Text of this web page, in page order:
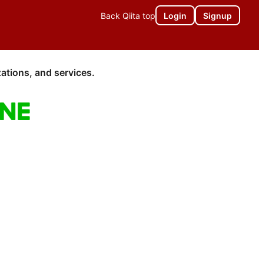
Back Qiita top Login Signup
and services.